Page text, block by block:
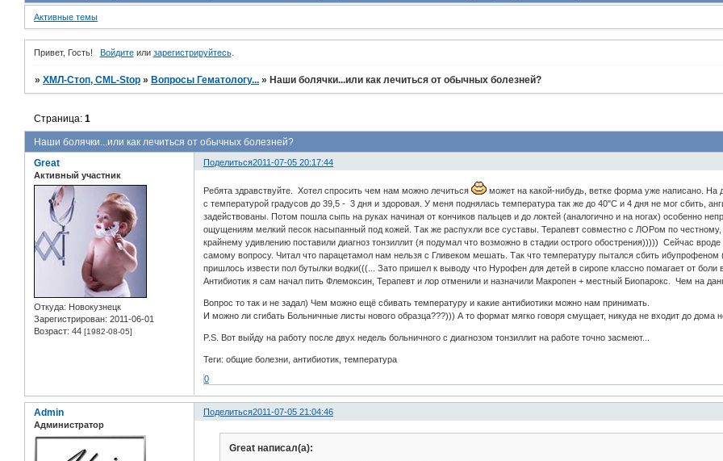
Активные темы
Привет, Гость! Войдитеили зарегистрируйтесь.
»ХМЛ-Стоп, CML-Stop »Вопросы Гематологу... »Наши болячки...или как лечиться от обычных болезней?
Наши болячки...или как лечиться от обычных болезней?
Страница:1
Поделиться2011-07-05 20:17:44
Great
Активный участник
Откуда: Новокузнецк
Зарегистрирован: 2011-06-01
Возраст: 44 [1982-08-05]
Ребята здравствуйте. Хотел спросить чем нам можно лечиться
может на какой-нибудь, ветке форма уже написано. На
с температурой градусов до 39,5 - 3 дня и здоровая. У меня поднялась температура так же до 40"С и 4 дня не мог сбить,
задействованы. Потом пошла сыпь на руках начиная от кончиков пальцев и до локтей (аналогично и на ногах) особенно
ощущениям мелкий песок насыпанный под кожей. Так же распухли все суставы. Терапевт совместно с ЛОРом по
крайнему удивлению поставили диагноз тонзиллит (я подумал что возможно в стадии острого обострения))))) Сейчас
самому вопросу. Читал что парацетамол нам нельзя с Гливеком мешать. Так что температуру пытался сбить
пришлось извести пол бутылки водки(((... Зато пришел к выводу что Нурофен для детей в сиропе классно помагает от боли
Антибиотик я сам начал пить Флемоксин, Терапевт и лор отменили и назначили Макропен + местный Биопарокс. Чем на
Вопрос то так и не задал) Чем можно ещё сбивать температуру и какие антибиотики можно нам принимать.
И можно ли сгибать Больничные листы нового образца???))) А то формат мягко говоря смущает, никуда не входит до дома
P.S. Вот выйду на работу после двух недель больничного с диагнозом тонзиллит на работе точно засмеют...
Теги: общие болезни, антибиотик, температура
0
Поделиться2011-07-05 21:04:46
Admin
Администратор
Great написал(а):